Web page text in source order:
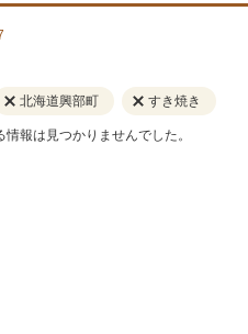
北海道興部町 すき焼き
報は見つかりませんでした。